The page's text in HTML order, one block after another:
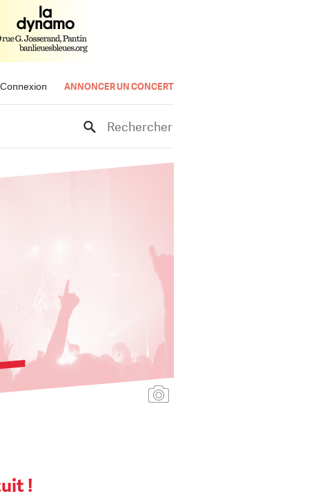
Connexion ANNONCER UN CONCERT
Rechercher
!